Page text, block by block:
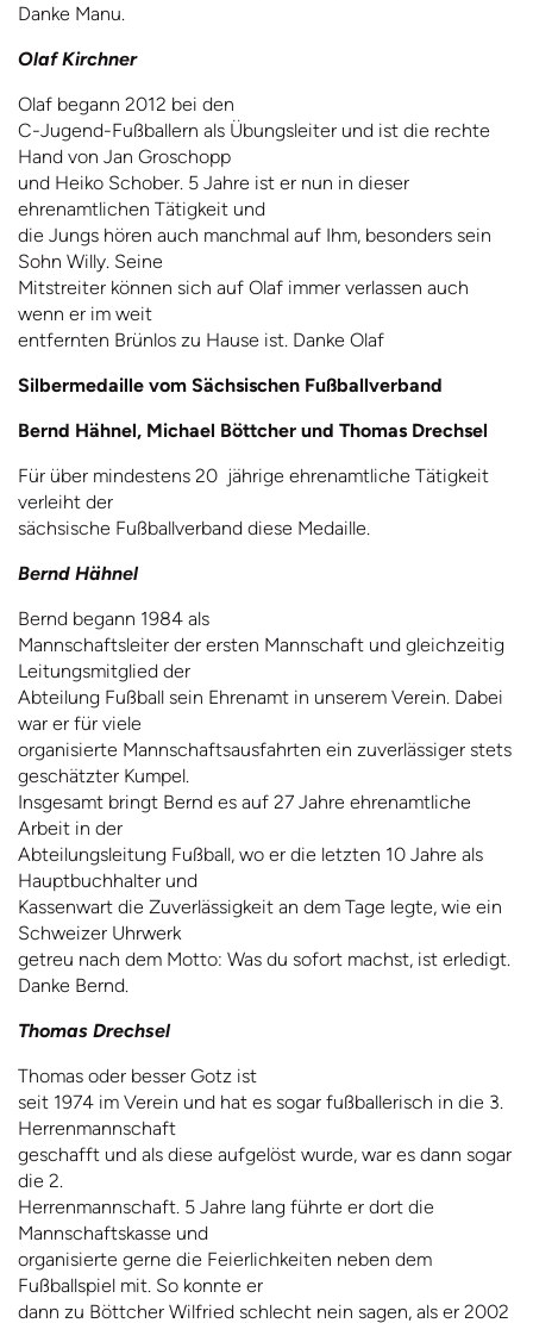
Danke Manu.
Olaf Kirchner
Olaf begann 2012 bei den
C-Jugend-Fußballern als Übungsleiter und ist die rechte
Hand von Jan Groschopp
und Heiko Schober. 5 Jahre ist er nun in dieser
ehrenamtlichen Tätigkeit und
die Jungs hören auch manchmal auf Ihm, besonders sein
Sohn Willy. Seine
Mitstreiter können sich auf Olaf immer verlassen auch
wenn er im weit
entfernten Brünlos zu Hause ist. Danke Olaf
Silbermedaille vom Sächsischen Fußballverband
Bernd Hähnel, Michael Böttcher und Thomas Drechsel
Für über mindestens 20 jährige ehrenamtliche Tätigkeit
verleiht der
sächsische Fußballverband diese Medaille.
Bernd Hähnel
Bernd begann 1984 als
Mannschaftsleiter der ersten Mannschaft und gleichzeitig
Leitungsmitglied der
Abteilung Fußball sein Ehrenamt in unserem Verein. Dabei
war er für viele
organisierte Mannschaftsausfahrten ein zuverlässiger stets
geschätzter Kumpel.
Insgesamt bringt Bernd es auf 27 Jahre ehrenamtliche
Arbeit in der
Abteilungsleitung Fußball, wo er die letzten 10 Jahre als
Hauptbuchhalter und
Kassenwart die Zuverlässigkeit an dem Tage legte, wie ein
Schweizer Uhrwerk
getreu nach dem Motto: Was du sofort machst, ist erledigt.
Danke Bernd.
Thomas Drechsel
Thomas oder besser Gotz ist
seit 1974 im Verein und hat es sogar fußballerisch in die 3.
Herrenmannschaft
geschafft und als diese aufgelöst wurde, war es dann sogar
die 2.
Herrenmannschaft. 5 Jahre lang führte er dort die
Mannschaftskasse und
organisierte gerne die Feierlichkeiten neben dem
Fußballspiel mit. So konnte er
dann zu Böttcher Wilfried schlecht nein sagen, als er 2002